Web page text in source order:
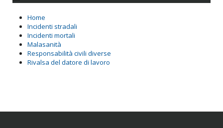
Home
Incidenti stradali
Incidenti mortali
Malasanità
Responsabilità civili diverse
Rivalsa del datore di lavoro